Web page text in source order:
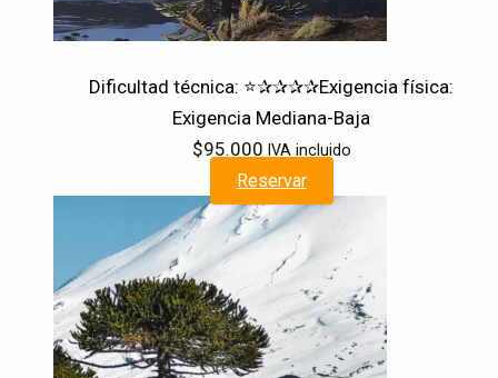
Lagunas Andinas
Dificultad técnica: ⭐✰✰✰✰Exigencia física:
Exigencia Mediana-Baja
$95.000 IVA incluido
Reservar